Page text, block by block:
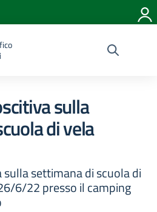
sulla
di vela
settimana di scuola di
6/22 presso il camping